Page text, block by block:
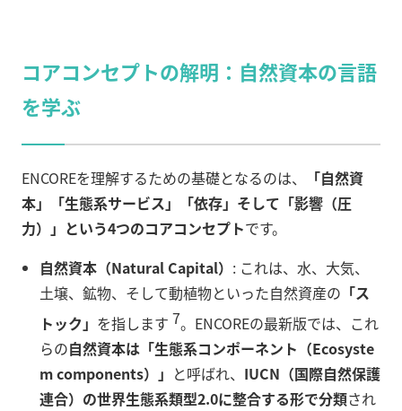
コアコンセプトの解明：自然資本の言語
を学ぶ
ENCOREを理解するための基礎となるのは、
「自然資
本」「生態系サービス」「依存」そして「影響（圧
力）」という4つのコアコンセプトです。
自然資本（Natural Capital） : これは、水、大気、
土壌、鉱物、そして動植物といった自然資産の 「ス
トック」 を指します 7。ENCOREの最新版では、これ
らの自然資本は「生態系コンポーネント（Ecosyste
m components）」 と呼ばれ、 IUCN（国際自然保護
連合）の世界生態系類型2.0に整合する形で分類され